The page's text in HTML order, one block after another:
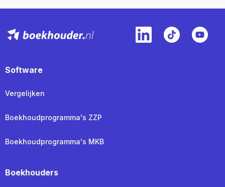
Software
Vergelijken
Boekhoudprogramma's ZZP
Boekhoudprogramma's MKB
Boekhouders